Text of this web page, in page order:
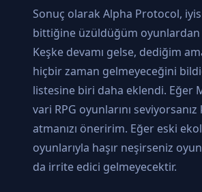
Sonuç olarak Alpha Protocol,
bittiğine üzüldüğüm
Keşke devamı gelse, dediğim
hiçbir zaman gelmeyeceğini
listesine biri daha eklendi. Eğer
vari RPG oyunlarını
atmanızı öneririm. Eğer eski ekol
oyunlarıyla haşır neşirseniz
da irrite edici gelmeyecektir.